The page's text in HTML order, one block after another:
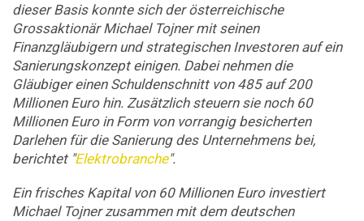
dieser Basis konnte sich der österreichische
Grossaktionär Michael Tojner mit seinen
Finanzgläubigern und strategischen Investoren auf ein
Sanierungskonzept einigen. Dabei nehmen die
Gläubiger einen Schuldenschnitt von 485 auf 200
Millionen Euro hin. Zusätzlich steuern sie noch 60
Millionen Euro in Form von vorrangig besicherten
Darlehen für die Sanierung des Unternehmens bei,
berichtet "Elektrobranche".
Ein frisches Kapital von 60 Millionen Euro investiert
Michael Tojner zusammen mit dem deutschen